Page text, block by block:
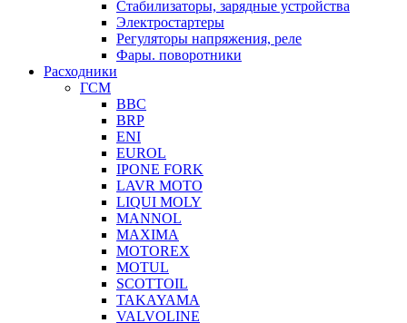
Стабилизаторы, зарядные устройства
Электростартеры
Регуляторы напряжения, реле
Фары. поворотники
Расходники
ГСМ
BBC
BRP
ENI
EUROL
IPONE FORK
LAVR MOTO
LIQUI MOLY
MANNOL
MAXIMA
MOTOREX
MOTUL
SCOTTOIL
TAKAYAMA
VALVOLINE